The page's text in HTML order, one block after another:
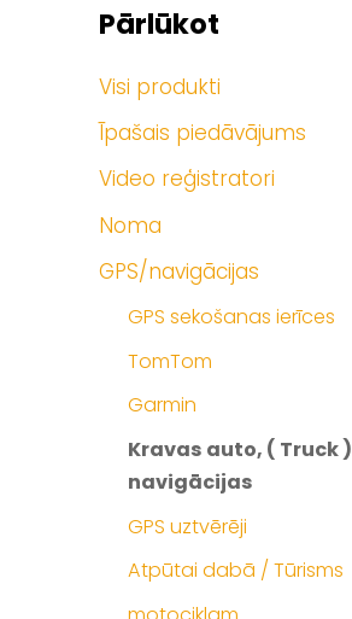
Pārlūkot
Visi produkti
Īpašais piedāvājums
Video reģistratori
Noma
GPS/navigācijas
GPS sekošanas ierīces
TomTom
Garmin
Kravas auto, ( Truck )
navigācijas
GPS uztvērēji
Atpūtai dabā / Tūrisms